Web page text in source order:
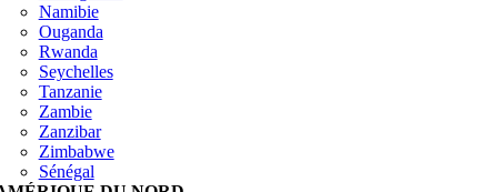
Namibie
Ouganda
Rwanda
Seychelles
Tanzanie
Zambie
Zanzibar
Zimbabwe
Sénégal